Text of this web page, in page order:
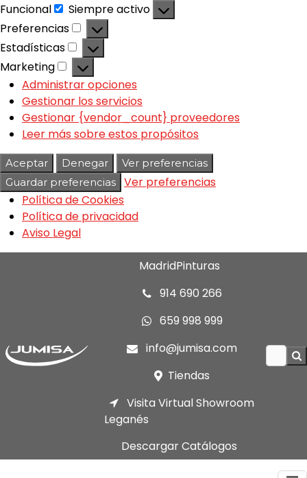
Funcional
Siempre activo
Preferencias
Estadísticas
Marketing
Administrar opciones
Gestionar los servicios
Gestionar {vendor_count} proveedores
Leer más sobre estos propósitos
Aceptar Denegar
Ver preferencias
Guardar preferencias
Ver preferencias
Política de Cookies
Política de privacidad
Aviso Legal
MadridPinturas
914 690 266
659 998 999
info@jumisa.com
Tiendas
Visita Virtual Showroom
Leganés
Descargar Catálogos